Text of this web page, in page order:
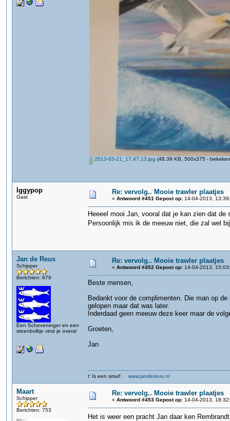
2013-03-21_17.47.13.jpg (48.39 KB, 500x375 -
Iggypop
Gast
Re: vervolg.. Mooie trawler plaatjes
« Antwoord #451 Gepost op: 14-04-2013,
Heeeel mooi Jan, vooral dat je kan zien dat de
Persoonlijk mis ik de meeuw niet, die zal wel
Jan de Reus
Schipper
Berichten: 679
Een Scheveninger en een
steenbolkje vind je overal
Re: vervolg.. Mooie trawler plaatjes
« Antwoord #452 Gepost op: 14-04-2013,
Beste mensen,
Bedankt voor de complimenten. Die man op
gelopen maar dat was later.
Inderdaad geen meeuw deze keer maar de
Groeten,
Jan
t' Is een smul! www.jandereus.nl
Maart
Schipper
Berichten: 753
Re: vervolg.. Mooie trawler plaatjes
« Antwoord #453 Gepost op: 14-04-2013,
Het is weer een pracht Jan daar ken